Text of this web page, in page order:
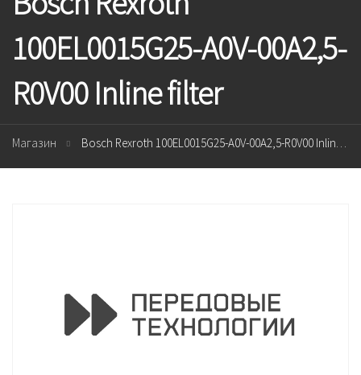
100EL0015G25-A0V-00A2,5-
R0V00 Inline filter
Магазин Bosch Rexroth 100EL0015G25-A0V-00A2,5-R0V00 Inline filter